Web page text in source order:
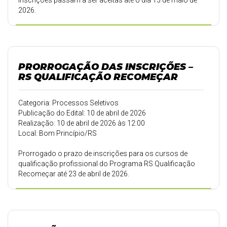
2026.
PRORROGAÇÃO DAS INSCRIÇÕES –
RS QUALIFICAÇÃO RECOMEÇAR
Categoria: Processos Seletivos
Publicação do Edital: 10 de abril de 2026
Realização: 10 de abril de 2026 às 12:00
Local: Bom Princípio/RS
Prorrogado o prazo de inscrições para os cursos de
qualificação profissional do Programa RS Qualificação
Recomeçar até 23 de abril de 2026.